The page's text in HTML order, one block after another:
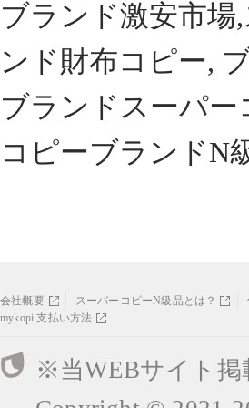
ブランド激安市場
ンド財布コピー,
ブランドスーパー
コピーブランドN
会社概要 スーパーコピーN級品とは？
mykopi 支払い方法
※当WEBサイト掲